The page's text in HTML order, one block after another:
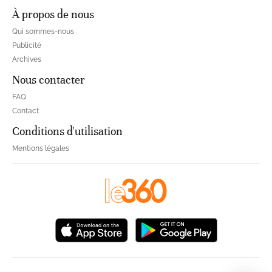
À propos de nous
Qui sommes-nous
Publicité
Archives
Nous contacter
FAQ
Contact
Conditions d'utilisation
Mentions légales